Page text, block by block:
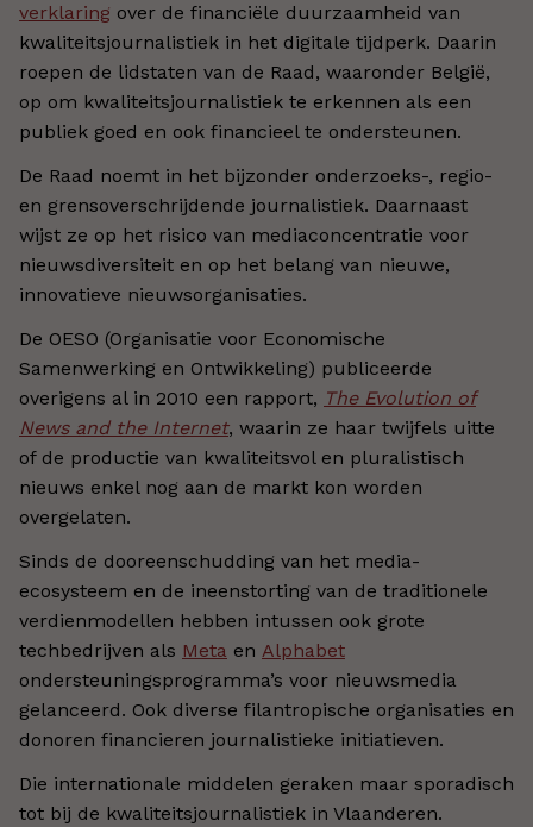
verklaring over de financiële duurzaamheid van
kwaliteitsjournalistiek in het digitale tijdperk. Daarin
roepen de lidstaten van de Raad, waaronder België,
op om kwaliteitsjournalistiek te erkennen als een
publiek goed en ook financieel te ondersteunen.
De Raad noemt in het bijzonder onderzoeks-, regio-
en grensoverschrijdende journalistiek. Daarnaast
wijst ze op het risico van mediaconcentratie voor
nieuwsdiversiteit en op het belang van nieuwe,
innovatieve nieuwsorganisaties.
De OESO (Organisatie voor Economische
Samenwerking en Ontwikkeling) publiceerde
overigens al in 2010 een rapport, The Evolution of
News and the Internet, waarin ze haar twijfels uitte
of de productie van kwaliteitsvol en pluralistisch
nieuws enkel nog aan de markt kon worden
overgelaten.
Sinds de dooreenschudding van het media-
ecosysteem en de ineenstorting van de traditionele
verdienmodellen hebben intussen ook grote
techbedrijven als Meta en Alphabet
ondersteuningsprogramma’s voor nieuwsmedia
gelanceerd. Ook diverse filantropische organisaties en
donoren financieren journalistieke initiatieven.
Die internationale middelen geraken maar sporadisch
tot bij de kwaliteitsjournalistiek in Vlaanderen.